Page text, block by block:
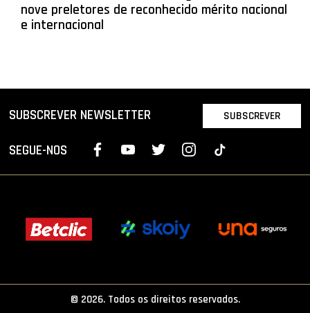
nove preletores de reconhecido mérito nacional
e internacional
SUBSCREVER NEWSLETTER SUBSCREVER
SEGUE-NOS
© 2026. Todos os direitos reservados.